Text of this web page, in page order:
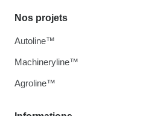
Nos projets
Autoline™
Machineryline™
Agroline™